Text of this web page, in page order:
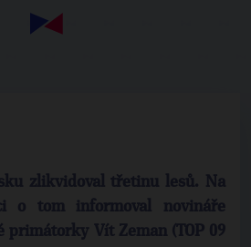
zlikvidoval třetinu lesů. Na
o tom informoval novináře
primátorky Vít Zeman (TOP 09